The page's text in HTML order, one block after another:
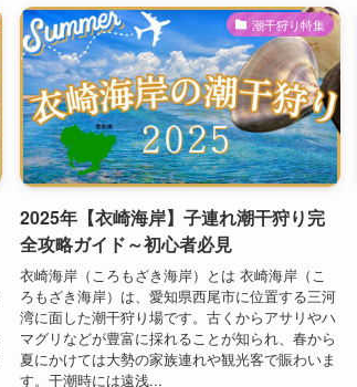
潮干狩り特集
2025年【衣崎海岸】子連れ潮干狩り完
全攻略ガイド～初心者必見
衣崎海岸（ころもざき海岸）とは 衣崎海岸（こ
ろもざき海岸）は、愛知県西尾市に位置する三河
湾に面した潮干狩り場です。古くからアサリやハ
マグリなどが豊富に採れることが知られ、春から
夏にかけては大勢の家族連れや観光客で賑わいま
す。干潮時には遠浅...